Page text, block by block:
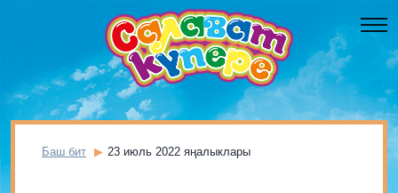
Баш бит 23 июль 2022 яңалыклары